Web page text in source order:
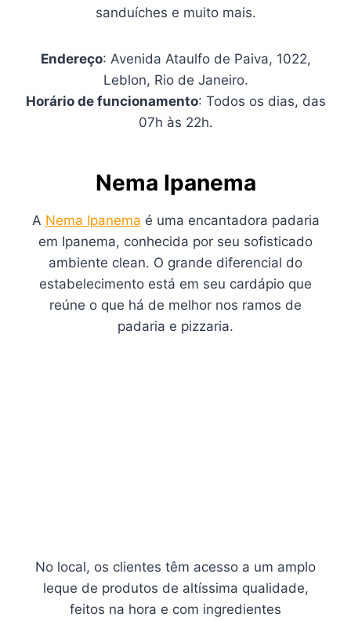
sanduíches e muito mais.
Endereço: Avenida Ataulfo de Paiva, 1022,
Leblon, Rio de Janeiro.
Horário de funcionamento: Todos os dias, das
07h às 22h.
Nema Ipanema
A Nema Ipanema é uma encantadora padaria
em Ipanema, conhecida por seu sofisticado
ambiente clean. O grande diferencial do
estabelecimento está em seu cardápio que
reúne o que há de melhor nos ramos de
padaria e pizzaria.
No local, os clientes têm acesso a um amplo
leque de produtos de altíssima qualidade,
feitos na hora e com ingredientes